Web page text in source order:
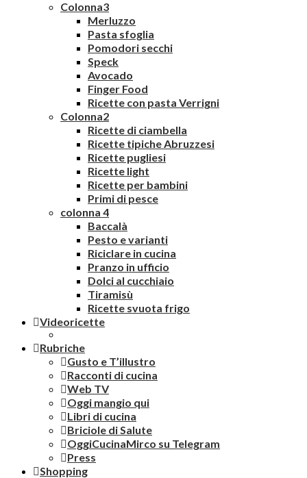
Colonna3
Merluzzo
Pasta sfoglia
Pomodori secchi
Speck
Avocado
Finger Food
Ricette con pasta Verrigni
Colonna2
Ricette di ciambella
Ricette tipiche Abruzzesi
Ricette pugliesi
Ricette light
Ricette per bambini
Primi di pesce
colonna 4
Baccalà
Pesto e varianti
Riciclare in cucina
Pranzo in ufficio
Dolci al cucchiaio
Tiramisù
Ricette svuota frigo
Videoricette
Rubriche
Gusto e T’illustro
Racconti di cucina
Web TV
Oggi mangio qui
Libri di cucina
Briciole di Salute
OggiCucinaMirco su Telegram
Press
Shopping